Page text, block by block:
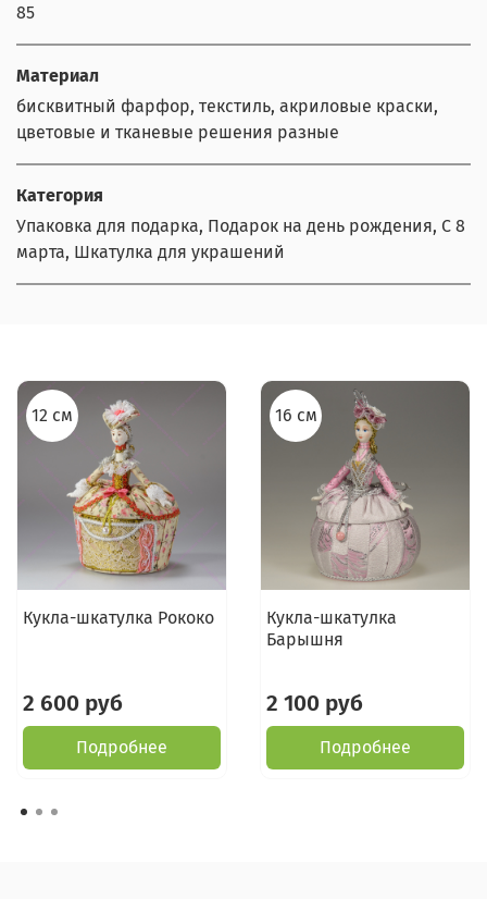
85
Материал
бисквитный фарфор, текстиль, акриловые краски,
цветовые и тканевые решения разные
Категория
Упаковка для подарка, Подарок на день рождения, С 8
марта, Шкатулка для украшений
12 см
Кукла-шкатулка Рококо
2 600 руб
Подробнее
16 см
Кукла-шкатулка
Барышня
2 100 руб
Подробнее